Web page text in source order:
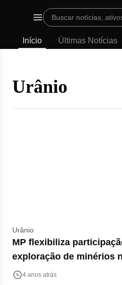
Últimas
InfoMoney
Menu
Buscar notícias,
Início Últimas Notícias
Urânio
Urânio
MP flexibiliza
exploração de minérios
4 anos atrás